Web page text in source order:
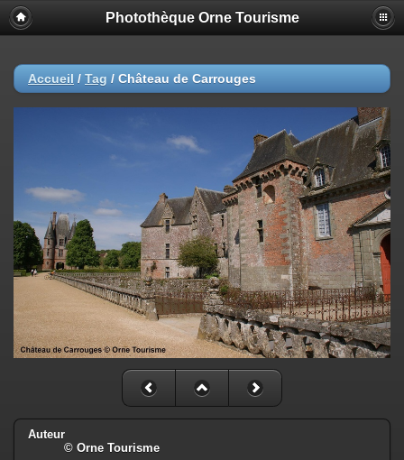
Photothèque Orne Tourisme
Accueil / Tag / Château de Carrouges
Auteur
© Orne Tourisme